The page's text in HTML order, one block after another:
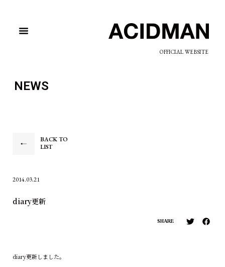
OFFICIAL WEBSITE
NEWS
BACK TO
LIST
2014.03.21
diary更新
SHARE
diary更新しました。